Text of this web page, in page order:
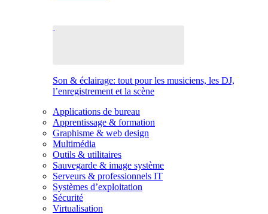
Son & éclairage: tout pour les musiciens, les DJ,
l’enregistrement et la scène
Applications de bureau
Apprentissage & formation
Graphisme & web design
Multimédia
Outils & utilitaires
Sauvegarde & image système
Serveurs & professionnels IT
Systèmes d’exploitation
Sécurité
Virtualisation